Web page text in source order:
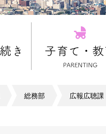
総務部 広報広聴課